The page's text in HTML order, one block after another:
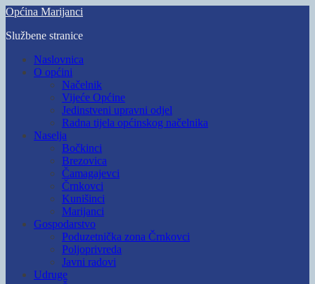
Skip
main
Općina Marijanci
Službene stranice
Toggle
mobile
Naslovnica
O općini
Načelnik
Vijeće Općine
Jedinstveni upravni odjel
Radna tijela općinskog načelnika
Naselja
Bočkinci
Brezovica
Čamagajevci
Črnkovci
Kunišinci
Marijanci
Gospodarstvo
Poduzetnička zona Črnkovci
Poljoprivreda
Javni radovi
Udruge